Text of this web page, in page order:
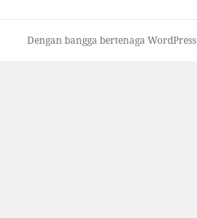
Dengan bangga bertenaga WordPress